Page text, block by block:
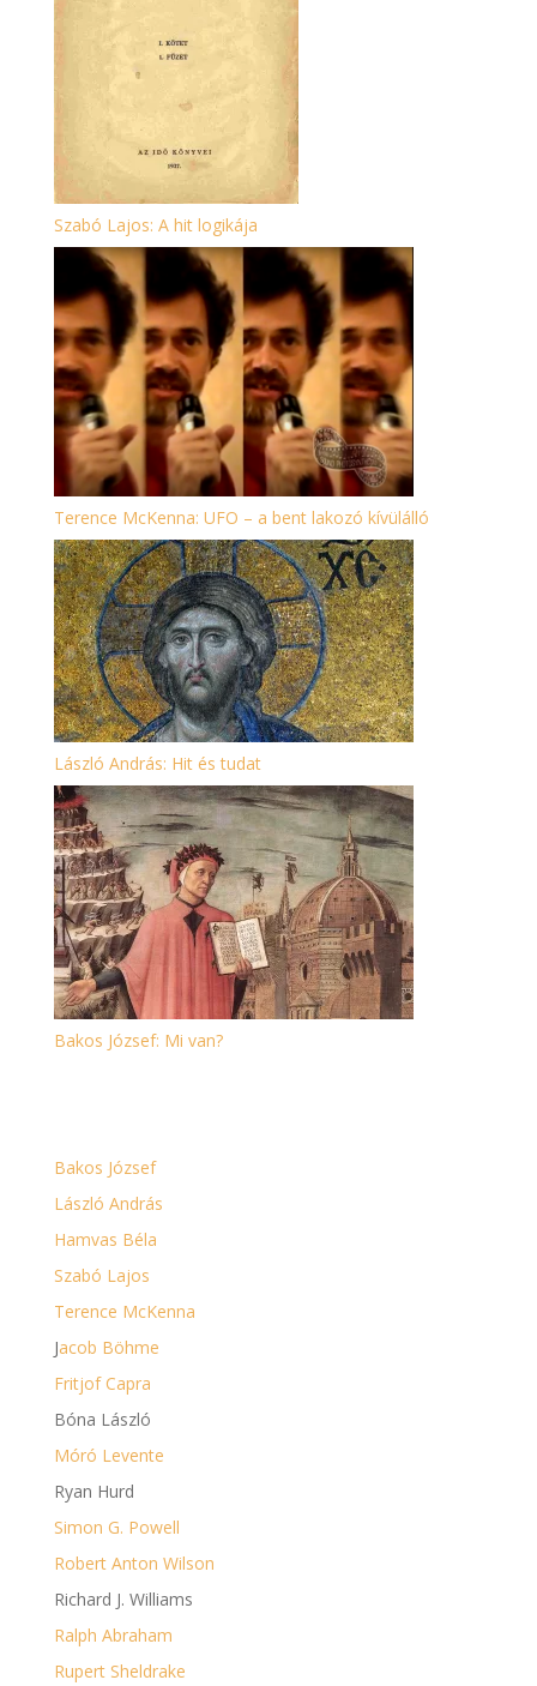
Szabó Lajos: A hit logikája
Terence McKenna: UFO – a bent lakozó kívülálló
László András: Hit és tudat
Bakos József: Mi van?
Bakos József
László András
Hamvas Béla
Szabó Lajos
Terence McKenna
Jacob Böhme
Fritjof Capra
Bóna László
Móró Levente
Ryan Hurd
Simon G. Powell
Robert Anton Wilson
Richard J. Williams
Ralph Abraham
Rupert Sheldrake